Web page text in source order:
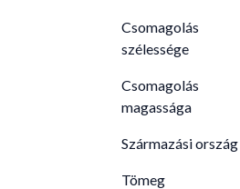
Csomagolás
szélessége
Csomagolás
magassága
Származási ország
Tömeg